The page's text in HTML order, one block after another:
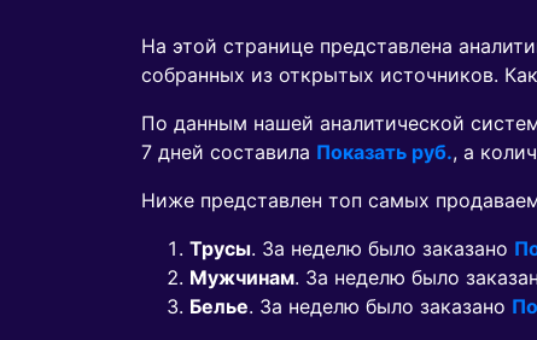
На этой странице представлена
собранных из открытых источников.
По данным нашей аналитической
7 дней составила Показать руб., а
Ниже представлен топ самых
Трусы. За неделю было заказано
Мужчинам. За неделю было
Белье. За неделю было заказано